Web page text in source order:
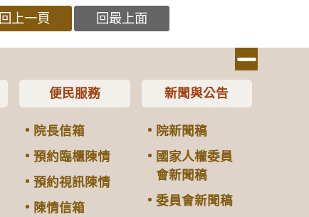
回上一頁 回最上面
便民服務
院長信箱
預約臨櫃陳情
預約視訊陳情
陳情信箱
新聞與公告
院新聞稿
國家人權委員
會新聞稿
委員會新聞稿